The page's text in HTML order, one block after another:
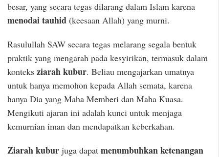
besar, yang secara tegas dilarang dalam Islam karena
menodai tauhid (keesaan Allah) yang murni.
Rasulullah SAW secara tegas melarang segala bentuk
praktik yang mengarah pada kesyirikan, termasuk dalam
konteks ziarah kubur. Beliau mengajarkan umatnya
untuk hanya memohon kepada Allah semata, karena
hanya Dia yang Maha Memberi dan Maha Kuasa.
Mengikuti ajaran ini adalah kunci untuk menjaga
kemurnian iman dan mendapatkan keberkahan.
Ziarah kubur juga dapat menumbuhkan ketenangan